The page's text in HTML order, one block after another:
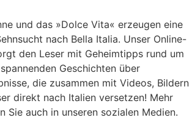
und das »Dolce Vita« erzeugen eine
nach Bella Italia. Unser Online-
den Leser mit Geheimtipps rund um
Geschichten über
die zusammen mit Videos, Bildern
direkt nach Italien versetzen! Mehr
Sie auch in unseren sozialen Medien.